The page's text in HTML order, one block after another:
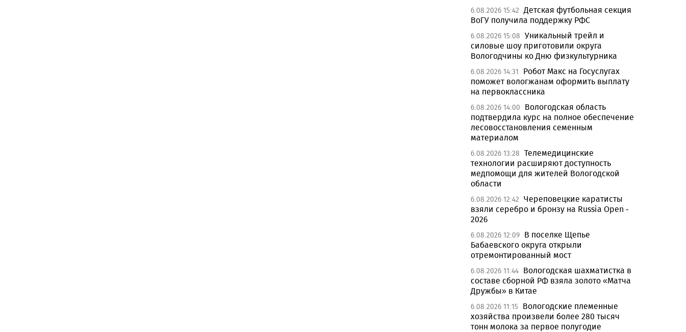
6.08.2026 15:42 Детская футбольная секция
ВоГУ получила поддержку РФС
6.08.2026 15:08 Уникальный трейл и
силовые шоу приготовили округа
Вологодчины ко Дню физкультурника
6.08.2026 14:31
Робот Макс на Госуслугах
поможет вологжанам оформить выплату
на первоклассника
6.08.2026 14:00
Вологодская область
подтвердила курс на полное обеспечение
лесовосстановления семенным
материалом
6.08.2026 13:28 Телемедицинские
технологии расширяют доступность
медпомощи для жителей Вологодской
области
6.08.2026 12:42 Череповецкие каратисты
взяли серебро и бронзу на Russia Open -
2026
6.08.2026 12:09 В поселке Щепье
Бабаевского округа открыли
отремонтированный мост
6.08.2026 11:44 Вологодская шахматистка в
составе сборной РФ взяла золото «Матча
Дружбы» в Китае
6.08.2026 11:15 Вологодские племенные
хозяйства произвели более 280 тысяч
тонн молока за первое полугодие